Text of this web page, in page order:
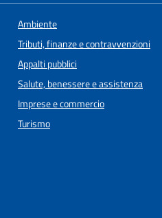
Ambiente
Tributi, finanze e contravvenzioni
Appalti pubblici
Salute, benessere e assistenza
Imprese e commercio
Turismo